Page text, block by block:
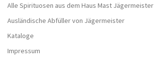
Alle Spirituosen aus dem Haus Mast Jägermeister
Ausländische Abfüller von Jägermeister
Kataloge
Impressum